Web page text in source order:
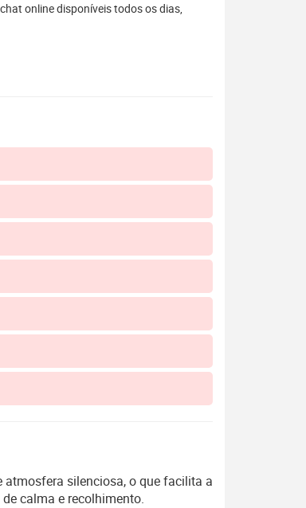
online disponíveis todos os dias,
atmosfera silenciosa, o que facilita a
calma e recolhimento.